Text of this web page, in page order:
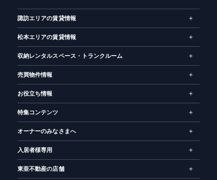
諏訪エリアの賃貸情報
松本エリアの賃貸情報
収納レンタルスペース・トランクルーム
売買物件情報
お役立ち情報
特集コンテンツ
オーナーのみなさまへ
入居者様専用
東亜不動産の店舗